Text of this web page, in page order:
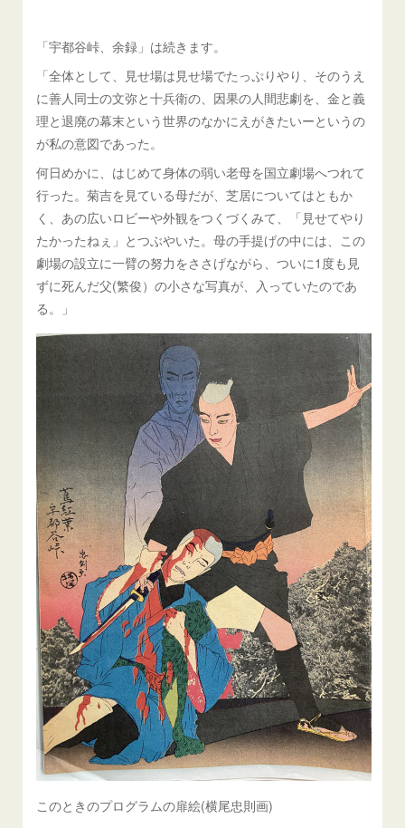
「宇都谷峠、余録」は続きます。
「全体として、見せ場は見せ場でたっぷりやり、そのうえ
に善人同士の文弥と十兵衛の、因果の人間悲劇を、金と義
理と退廃の幕末という世界のなかにえがきたいーというの
が私の意図であった。
何日めかに、はじめて身体の弱い老母を国立劇場へつれて
行った。菊吉を見ている母だが、芝居についてはともか
く、あの広いロビーや外観をつくづくみて、「見せてやり
たかったねぇ」とつぶやいた。母の手提げの中には、この
劇場の設立に一臂の努力をささげながら、ついに1度も見
ずに死んだ父(繁俊）の小さな写真が、入っていたのであ
る。」
このときのプログラムの扉絵(横尾忠則画)